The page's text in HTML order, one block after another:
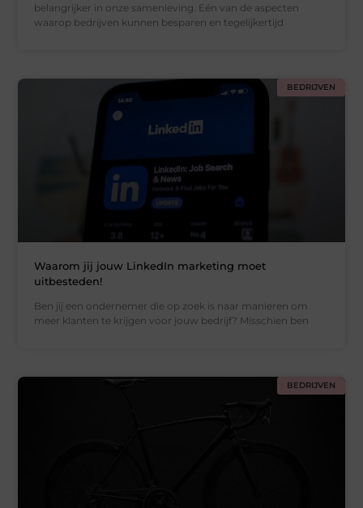
belangrijker in onze samenleving. Eén van de aspecten
waarop bedrijven kunnen besparen en tegelijkertijd
BEDRIJVEN
Waarom jij jouw LinkedIn marketing moet
uitbesteden!
Ben jij een ondernemer die op zoek is naar manieren om
meer klanten te krijgen voor jouw bedrijf? Misschien ben
BEDRIJVEN